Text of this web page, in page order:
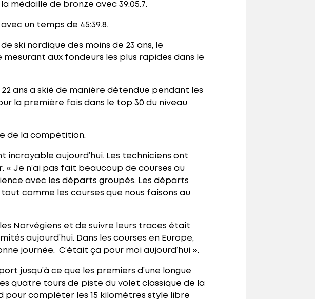
médaille de bronze avec 39:05.7.
un temps de 45:39.8.
ski nordique des moins de 23 ans, le
aux fondeurs les plus rapides dans le
ans a skié de manière détendue pendant les
la première fois dans le top 30 du niveau
de la compétition.
incroyable aujourd’hui. Les techniciens ont
« Je n’ai pas fait beaucoup de courses au
avec les départs groupés. Les départs
comme les courses que nous faisons au
Norvégiens et de suivre leurs traces était
aujourd’hui. Dans les courses en Europe,
journée. C’était ça pour moi aujourd’hui ».
jusqu’à ce que les premiers d’une longue
quatre tours de piste du volet classique de la
pour compléter les 15 kilomètres style libre